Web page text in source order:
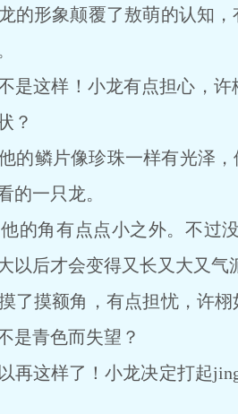
形象颠覆了敖萌的认知，
这样！小龙有点担心，许
？
鳞片像珍珠一样有光泽，
的一只龙。
角有点点小之外。不过没
以后才会变得又长又大又气
摸额角，有点担忧，许栩
是青色而失望？
这样了！小龙决定打起